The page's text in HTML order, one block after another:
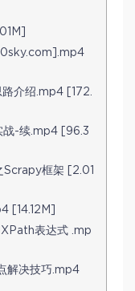
介绍.mp4 [172.
战-续.mp4 [96.3
框架 [2.01
[14.12M]
表达式 .mp
解决技巧.mp4